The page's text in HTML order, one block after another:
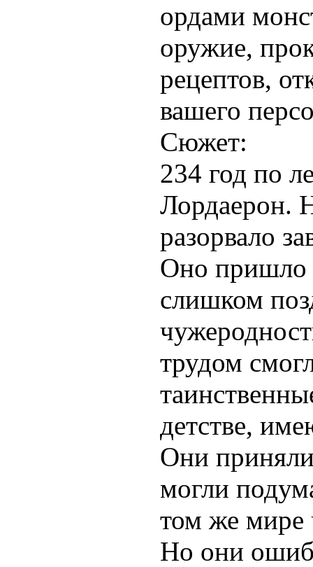
ордами
оружие,
рецептов,
вашего
Сюжет:
234 год по
Лордаерон.
разорвало
Оно пришло
слишком
трудом
детстве,
Они приняли
могли
том же мире
Но они